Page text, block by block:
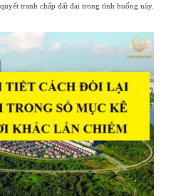
tranh chấp đất đai trong tình huống này.